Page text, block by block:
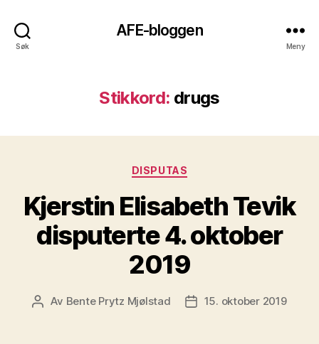
Søk
AFE-bloggen
Meny
Stikkord: drugs
Kategorier
DISPUTAS
Kjerstin Elisabeth Tevik
disputerte 4. oktober
2019
Innleggsforfatter
Av Bente Prytz Mjølstad Publiseringsdato
15. oktober 2019